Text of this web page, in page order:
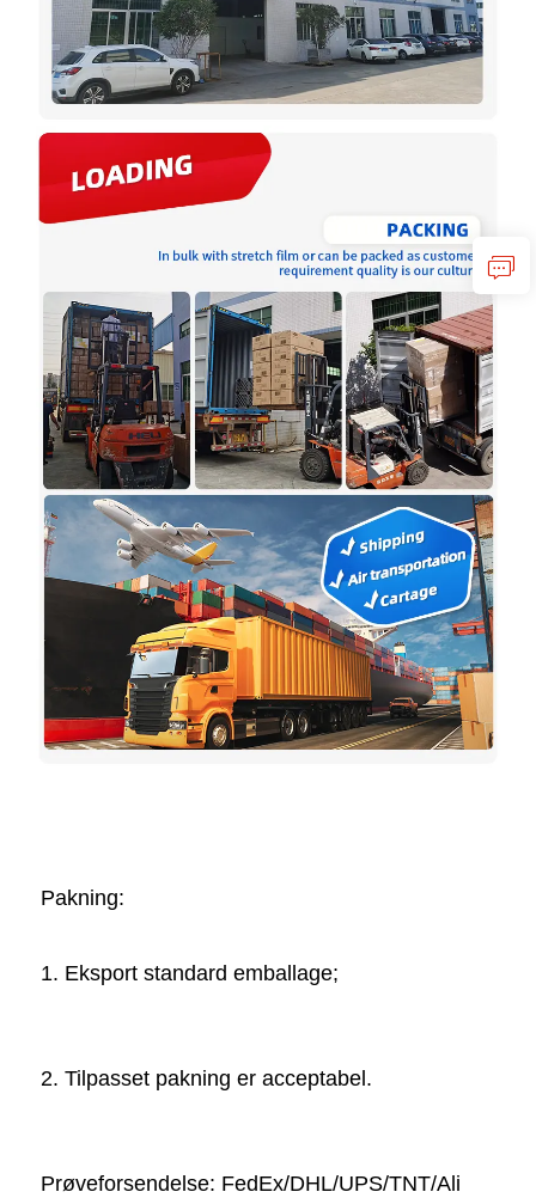
Pakning:
1. Eksport standard emballage;
2. Tilpasset pakning er acceptabel.
Prøveforsendelse: FedEx/DHL/UPS/TNT/Ali